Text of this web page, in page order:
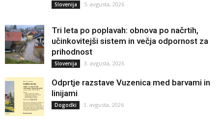
Slovenija 5. avgusta, 2026
Tri leta po poplavah: obnova po načrtih,
učinkovitejši sistem in večja odpornost za
prihodnost
Slovenija 3. avgusta, 2026
Odprtje razstave Vuzenica med barvami in
linijami
Dogodki 3. avgusta, 2026